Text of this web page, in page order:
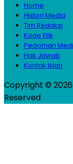
Home
Histori Media
Tim Redaksi
Kode Etik
Pedoman
Hak Jawab
Kontak Iklan
Copyright ©
Reserved